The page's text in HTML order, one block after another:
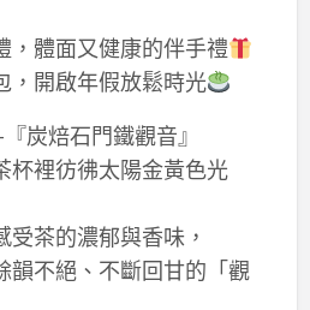
，體面又健康的伴手禮
，開啟年假放鬆時光
炭焙石門鐵觀音』
杯裡彷彿太陽金黃色光
茶的濃郁與香味，
韻不絕、不斷回甘的「觀